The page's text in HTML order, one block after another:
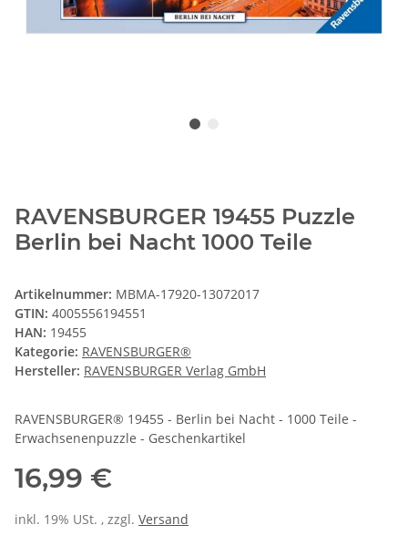
RAVENSBURGER 19455 Puzzle
Berlin bei Nacht 1000 Teile
Artikelnummer: MBMA-17920-13072017
GTIN: 4005556194551
HAN: 19455
Kategorie: RAVENSBURGER®
Hersteller: RAVENSBURGER Verlag GmbH
RAVENSBURGER® 19455 - Berlin bei Nacht - 1000 Teile -
Erwachsenenpuzzle - Geschenkartikel
16,99 €
inkl. 19% USt. , zzgl. Versand